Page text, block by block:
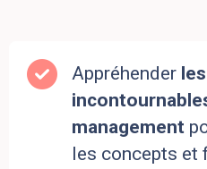
Appréhender
management
les concepts et